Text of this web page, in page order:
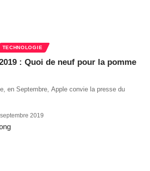
TECHNOLOGIE
: Quoi de neuf pour la pomme
en Septembre, Apple convie la presse du
2019